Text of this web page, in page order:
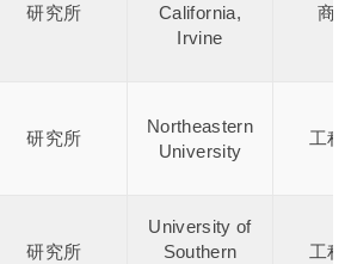
研究所
California,
Irvine
商
研究所
Northeastern
University
工程
研究所
University of
Southern
工程